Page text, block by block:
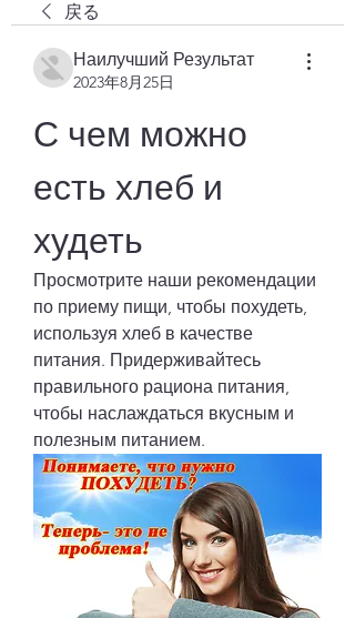
戻る
Наилучший Результат
2023年8月25日
С чем можно
есть хлеб и
худеть
Просмотрите наши рекомендации
по приему пищи, чтобы похудеть,
используя хлеб в качестве
питания. Придерживайтесь
правильного рациона питания,
чтобы наслаждаться вкусным и
полезным питанием.